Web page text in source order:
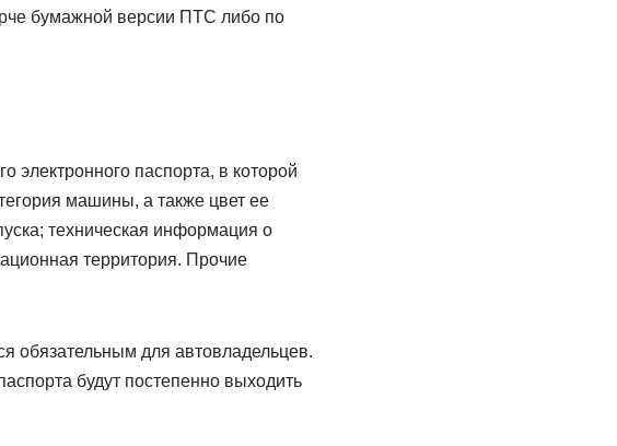
бумажной версии ПТС либо по
электронного паспорта, в которой
машины, а также цвет ее
техническая информация о
территория. Прочие
обязательным для автовладельцев.
будут постепенно выходить